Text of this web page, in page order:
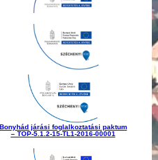
Bonyhád járási foglalkoztatási paktum
– TOP-5.1.2-15-TL1-2016-00001